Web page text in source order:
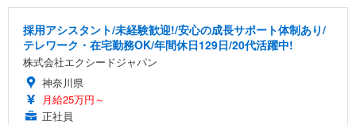
採用アシスタント/未経験歓迎!/安心の成長サポート体制あり/
テレワーク・在宅勤務OK/年間休日129日/20代活躍中!
株式会社エクシードジャパン
神奈川県
月給25万円～
正社員